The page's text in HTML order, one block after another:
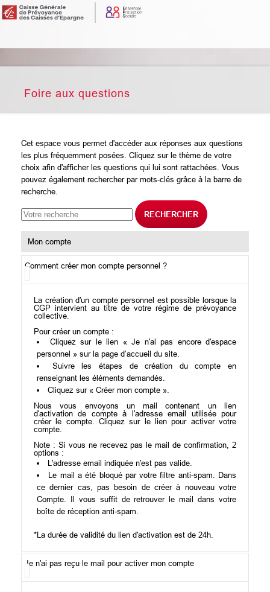
Foire aux questions
Cet espace vous permet d'accéder aux réponses aux questions
les plus fréquemment posées. Cliquez sur le thème de votre
choix afin d'afficher les questions qui lui sont rattachées. Vous
pouvez également rechercher par mots-clés grâce à la barre de
recherche.
RECHERCHER
Mon compte
Comment créer mon compte personnel ?
La création d'un compte personnel est possible lorsque la
CGP intervient au titre de votre régime de prévoyance
collective.
Pour créer un compte :
Cliquez sur le lien « Je n'ai pas encore d'espace
personnel » sur la page d’accueil du site.
Suivre les étapes de création du compte en
renseignant les éléments demandés.
Cliquez sur « Créer mon compte ».
Nous vous envoyons un mail contenant un lien
d'activation de compte à l'adresse email utilisée pour
créer le compte. Cliquez sur le lien pour activer votre
compte.
Note : Si vous ne recevez pas le mail de confirmation, 2
options :
L'adresse email indiquée n'est pas valide.
Le mail a été bloqué par votre filtre anti-spam. Dans
ce dernier cas, pas besoin de créer à nouveau votre
Compte. Il vous suffit de retrouver le mail dans votre
boîte de réception anti-spam.
*La durée de validité du lien d'activation est de 24h.
Je n'ai pas reçu le mail pour activer mon compte